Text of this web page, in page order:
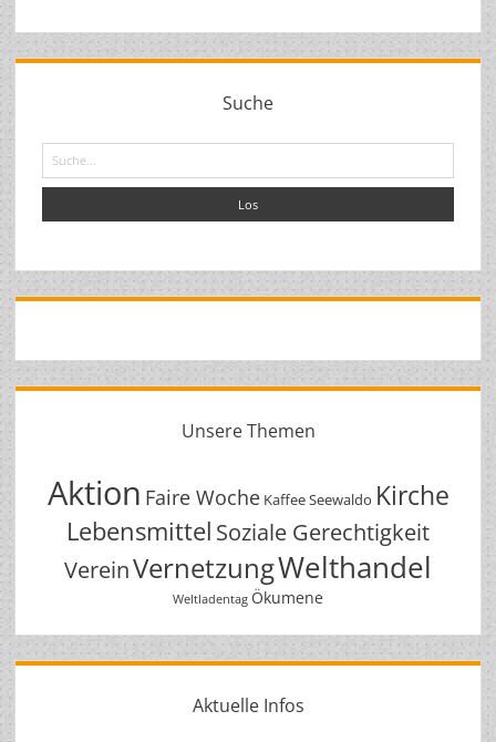
Suche
Unsere Themen
Aktion Faire Woche Kaffee Seewaldo Kirche
Lebensmittel Soziale Gerechtigkeit
VereinVernetzungWelthandel
Weltladentag Ökumene
Aktuelle Infos